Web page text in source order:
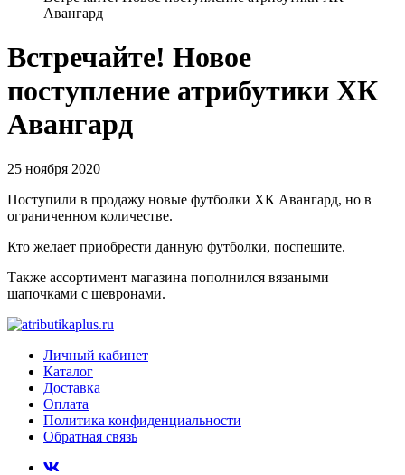
Авангард
Встречайте! Новое
поступление атрибутики ХК
Авангард
25 ноября 2020
Поступили в продажу новые футболки ХК Авангард, но в
ограниченном количестве.
Кто желает приобрести данную футболки, поспешите.
Также ассортимент магазина пополнился вязаными
шапочками с шевронами.
Личный кабинет
Каталог
Доставка
Оплата
Политика конфиденциальности
Обратная связь